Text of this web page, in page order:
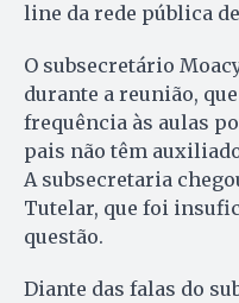
line da rede pública
O subsecretário
durante a reunião,
frequência às aulas
pais não têm
A subsecretaria
Tutelar, que foi
questão.
Diante das falas do